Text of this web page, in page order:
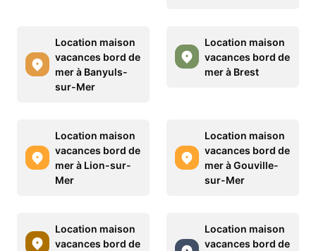
Location maison
vacances bord de
mer à Banyuls-
sur-Mer
Location maison
vacances bord de
mer à Brest
Location maison
vacances bord de
mer à Lion-sur-
Mer
Location maison
vacances bord de
mer à Gouville-
sur-Mer
Location maison
vacances bord de
Location maison
vacances bord de